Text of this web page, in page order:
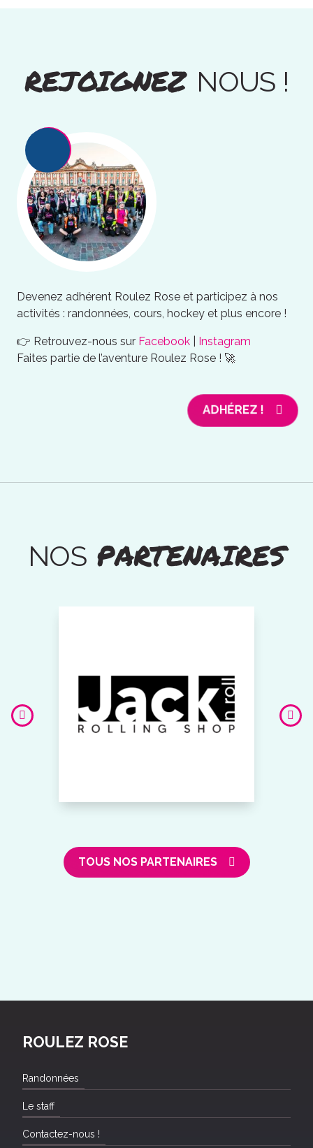
REJOIGNEZ NOUS !
Devenez adhérent Roulez Rose et participez à nos
activités : randonnées, cours, hockey et plus encore !
👉 Retrouvez-nous sur Facebook
Instagram
Faites partie de l’aventure Roulez Rose ! 🚀
ADHÉREZ !
NOSPARTENAIRES
TOUS NOS PARTENAIRES
ROULEZ ROSE
Randonnées
Le staff
Contactez-nous !